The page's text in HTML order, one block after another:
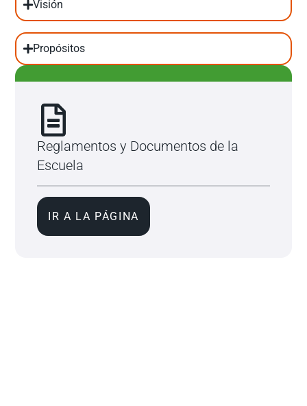
Visión
Propósitos
Reglamentos y Documentos de la
Escuela
IR A LA PÁGINA